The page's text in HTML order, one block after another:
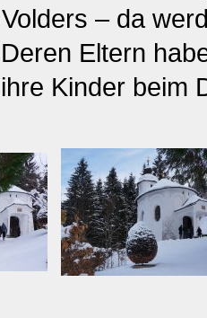
– da
Eltern
Kinder beim